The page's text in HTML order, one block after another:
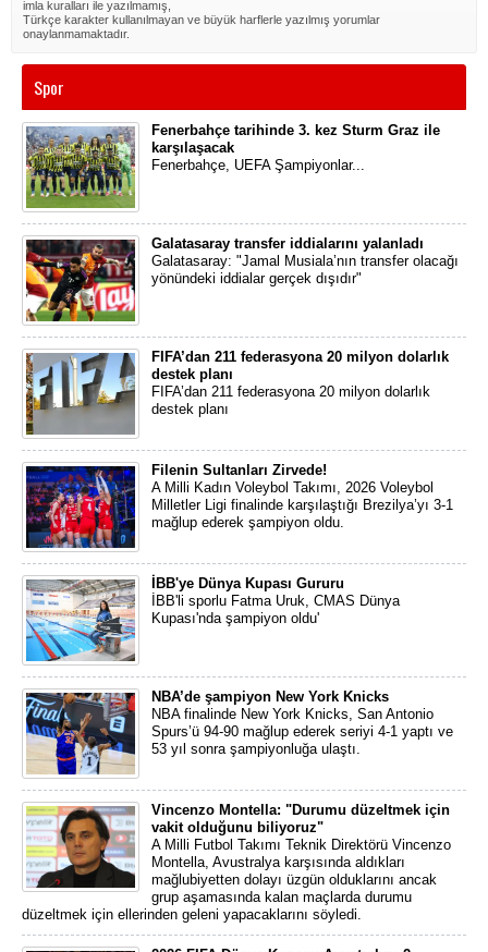
imla kuralları ile yazılmamış,
Türkçe karakter kullanılmayan ve büyük harflerle yazılmış yorumlar
onaylanmamaktadır.
Spor
Fenerbahçe tarihinde 3. kez Sturm Graz ile
karşılaşacak
Fenerbahçe, UEFA Şampiyonlar...
Galatasaray transfer iddialarını yalanladı
Galatasaray: "Jamal Musiala’nın transfer olacağı
yönündeki iddialar gerçek dışıdır"
FIFA’dan 211 federasyona 20 milyon dolarlık
destek planı
FIFA’dan 211 federasyona 20 milyon dolarlık
destek planı
Filenin Sultanları Zirvede!
A Milli Kadın Voleybol Takımı, 2026 Voleybol
Milletler Ligi finalinde karşılaştığı Brezilya’yı 3-1
mağlup ederek şampiyon oldu.
İBB'ye Dünya Kupası Gururu
İBB'li sporlu Fatma Uruk, CMAS Dünya
Kupası'nda şampiyon oldu'
NBA’de şampiyon New York Knicks
NBA finalinde New York Knicks, San Antonio
Spurs’ü 94-90 mağlup ederek seriyi 4-1 yaptı ve
53 yıl sonra şampiyonluğa ulaştı.
Vincenzo Montella: "Durumu düzeltmek için
vakit olduğunu biliyoruz"
A Milli Futbol Takımı Teknik Direktörü Vincenzo
Montella, Avustralya karşısında aldıkları
mağlubiyetten dolayı üzgün olduklarını ancak
grup aşamasında kalan maçlarda durumu
düzeltmek için ellerinden geleni yapacaklarını söyledi.